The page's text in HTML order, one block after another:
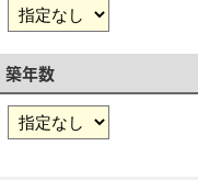
築年数